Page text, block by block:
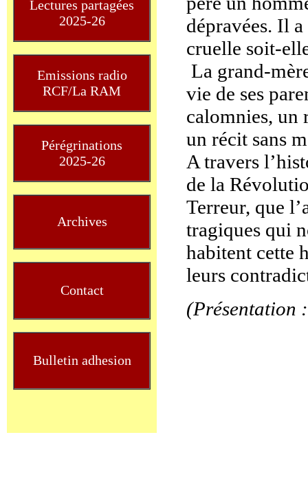
Lectures partagées
2025-26
Emissions radio
RCF/La RAM
Pérégrinations
2025-26
Archives
Contact
Bulletin adhesion
dépravées. Il
cruelle soit-
La grand-
vie de ses
calomnies, un
un récit sans
A travers
de la
Terreur, que
tragiques qui
habitent cette
leurs
(Présentation